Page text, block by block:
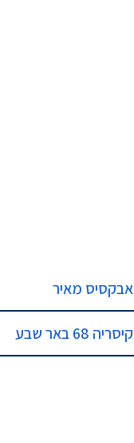
אבקסיס מאיר
קיסריה 68 באר שבע